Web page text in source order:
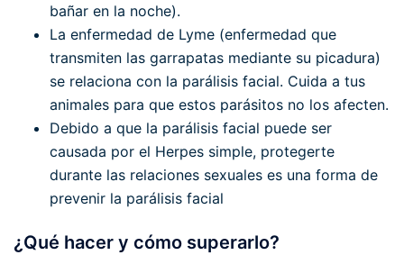
bañar en la noche).
La enfermedad de Lyme (enfermedad que
transmiten las garrapatas mediante su picadura)
se relaciona con la parálisis facial. Cuida a tus
animales para que estos parásitos no los afecten.
Debido a que la parálisis facial puede ser
causada por el Herpes simple, protegerte
durante las relaciones sexuales es una forma de
prevenir la parálisis facial
¿Qué hacer y cómo superarlo?